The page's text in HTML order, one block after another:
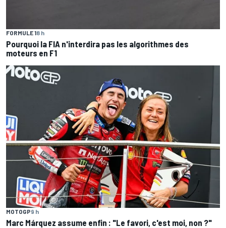
FORMULE 18 h
Pourquoi la FIA n'interdira pas les algorithmes des
moteurs en F1
MOTOGP9 h
Marc Márquez assume enfin : "Le favori, c'est moi, non ?"